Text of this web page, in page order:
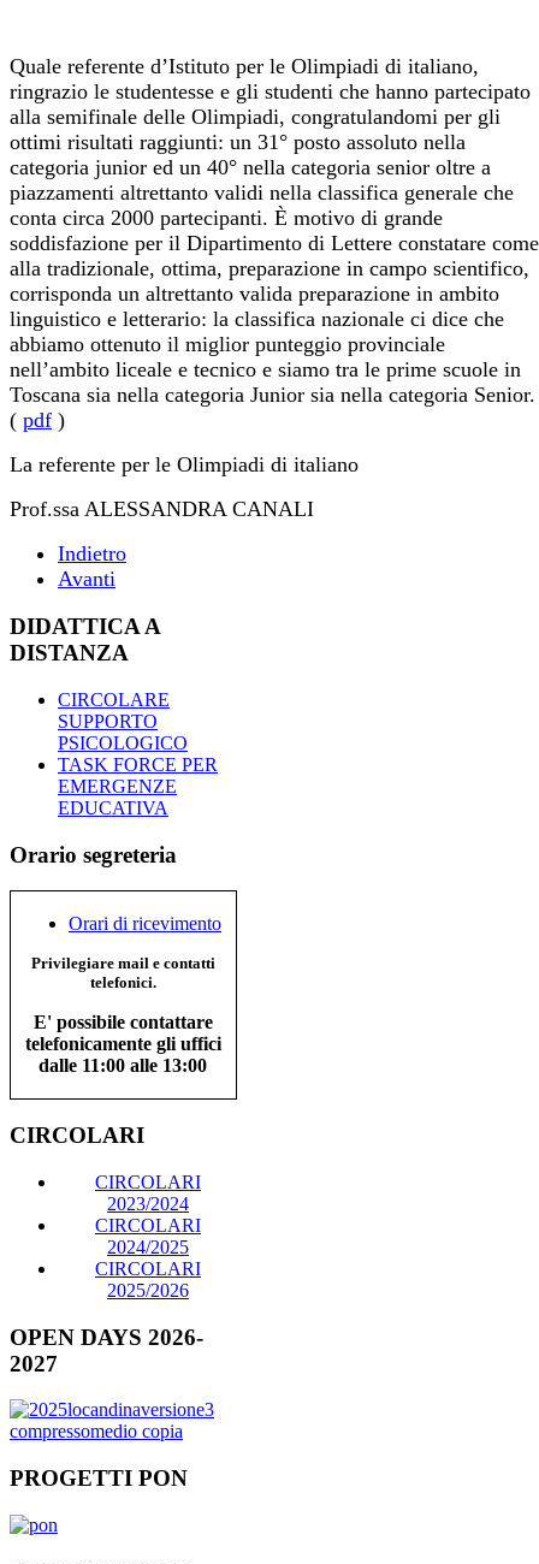
Quale referente d’Istituto per le Olimpiadi di italiano,
ringrazio le studentesse e gli studenti che hanno partecipato
alla semifinale delle Olimpiadi, congratulandomi per gli
ottimi risultati raggiunti: un 31° posto assoluto nella
categoria junior ed un 40° nella categoria senior oltre a
piazzamenti altrettanto validi nella classifica generale che
conta circa 2000 partecipanti. È motivo di grande
soddisfazione per il Dipartimento di Lettere constatare come
alla tradizionale, ottima, preparazione in campo scientifico,
corrisponda un altrettanto valida preparazione in ambito
linguistico e letterario: la classifica nazionale ci dice che
abbiamo ottenuto il miglior punteggio provinciale
nell’ambito liceale e tecnico e siamo tra le prime scuole in
Toscana sia nella categoria Junior sia nella categoria Senior.
( pdf )
La referente per le Olimpiadi di italiano
Prof.ssa ALESSANDRA CANALI
Indietro
Avanti
DIDATTICA A
DISTANZA
CIRCOLARE
SUPPORTO
PSICOLOGICO
TASK FORCE PER
EMERGENZE
EDUCATIVA
Orario segreteria
Orari di ricevimento
Privilegiare mail e contatti
telefonici.
E' possibile contattare
telefonicamente gli uffici
dalle 11:00 alle 13:00
CIRCOLARI
CIRCOLARI
2023/2024
CIRCOLARI
2024/2025
CIRCOLARI
2025/2026
OPEN DAYS 2026-
2027
PROGETTI PON